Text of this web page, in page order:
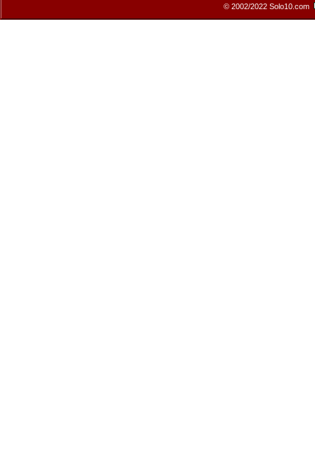
© 2002/2022 Solo10.com